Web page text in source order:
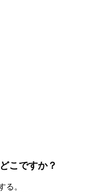
こですか？
る。